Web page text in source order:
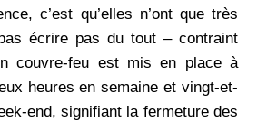
c’est qu’elles n’ont que très
écrire pas du tout – contraint
couvre-feu est mis en place à
heures en semaine et vingt-et-
end, signifiant la fermeture des